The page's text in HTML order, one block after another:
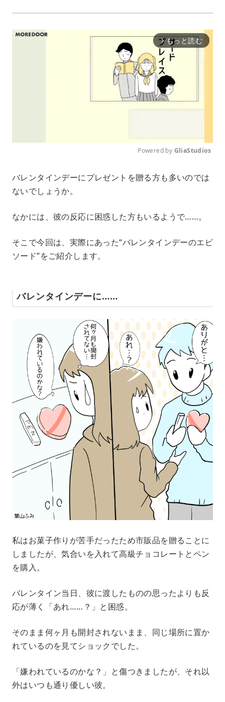
arrow_forward_ios もっと読む
u
Powered by GliaStudios
バレンタインデーにプレゼントを贈る方も多いのでは
ないでしょうか。
なかには、彼の反応に困惑した方もいるようで……。
そこで今回は、実際にあった“バレンタインデーのエピ
ソード”をご紹介します。
バレンタインデーに……
私はお菓子作りが苦手だったため市販品を贈ることに
しましたが、気合いを入れて高級チョコレートとペン
を購入。
バレンタイン当日、彼に渡したものの思ったよりも反
応が薄く「あれ……？」と困惑。
そのまま何ヶ月も開封されないまま、同じ場所に置か
れているのを見てショックでした。
「嫌われているのかな？」と傷つきましたが、それ以
外はいつも通り優しい彼。